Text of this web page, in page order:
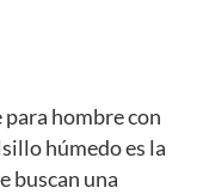
hombre con
húmedo es la
buscan una